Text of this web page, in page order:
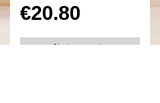
original
€20.80
Ajouter au panier